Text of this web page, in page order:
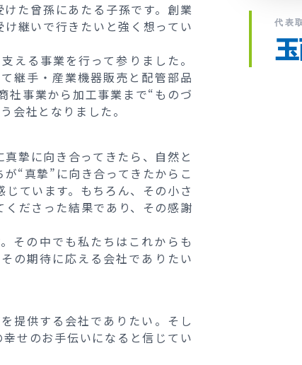
た曾孫にあたる子孫です。創業
継いで行きたいと強く想ってい
える事業を行って参りました。
継手・産業機器販売と配管部品
社事業から加工事業まで“ものづ
会社となりました。
摯に向き合ってきたら、自然と
“真摯”に向き合ってきたからこ
ています。もちろん、その小さ
ださった結果であり、その感謝
その中でも私たちはこれからも
の期待に応える会社でありたい
提供する会社でありたい。そし
せのお手伝いになると信じてい
代表